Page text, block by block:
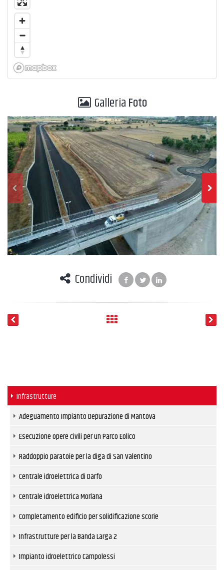
Galleria Foto
Condividi
Infrastrutture
Adeguamento Impianto Depurazione di Mantova
Esecuzione opere civili per un Parco Eolico
Raddoppio paratoie per la diga di San Valentino
Centrale idroelettrica di Darfo
Centrale idroelettrica Morlana
Completamento edificio per solidificazione scorie
Infrastrutture per la Banda Larga 2
Impianto idroelettrico Campolessi